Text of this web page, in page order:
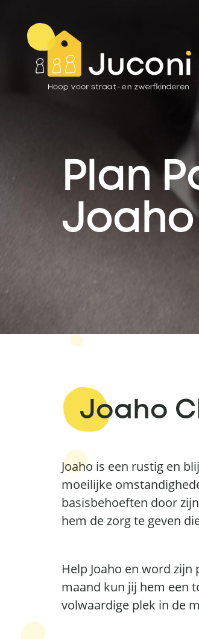
Plan
Joaho
Joaho is een rustig en
moeilijke
basisbehoeften door
hem de zorg te geven
Help Joaho en word
maand kun jij hem een
volwaardige plek in de